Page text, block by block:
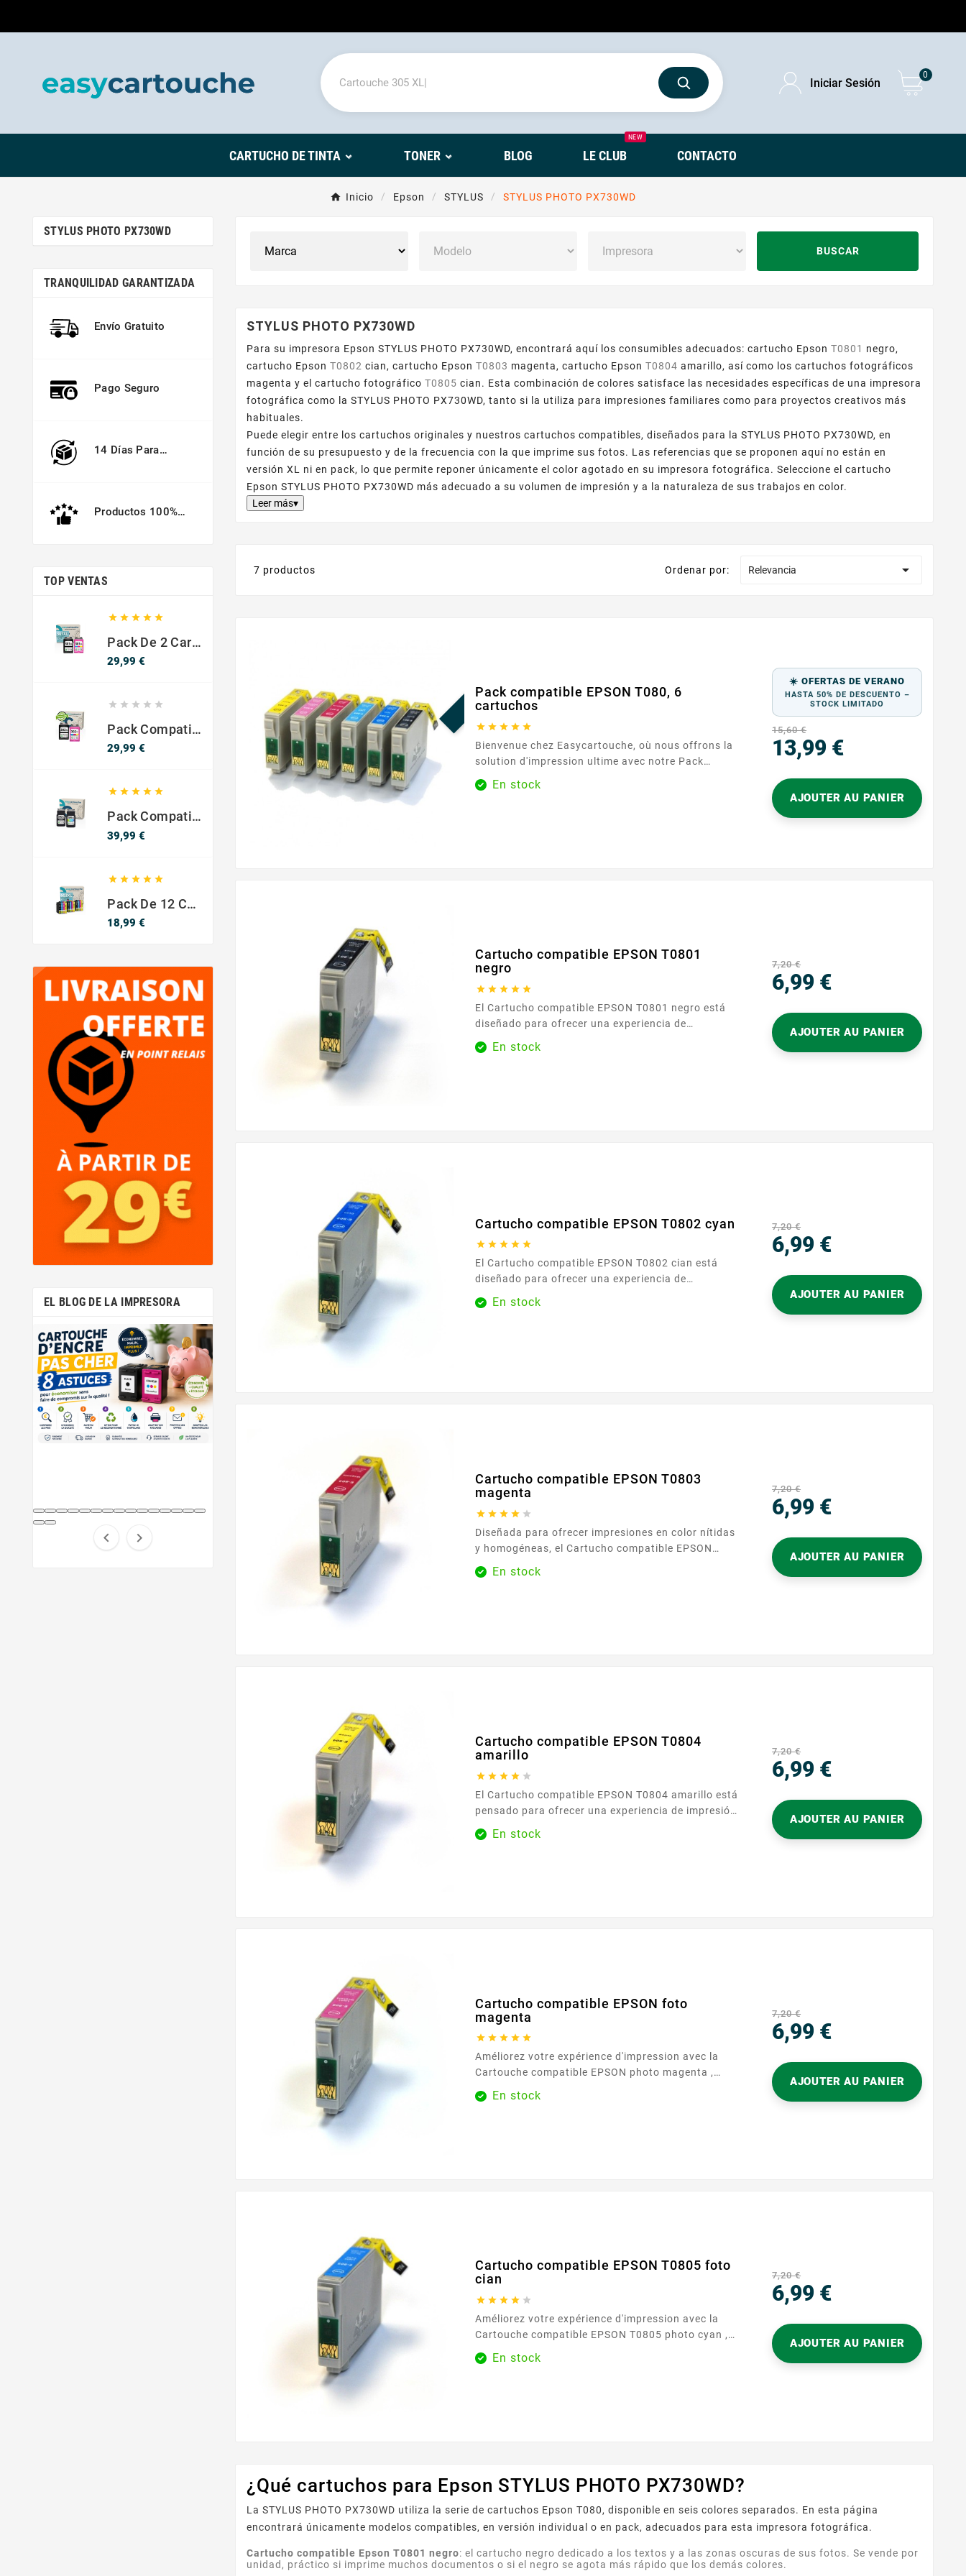
Iniciar Sesión
0
CARTUCHO DE TINTA TONER BLOG LE CLUB
NEW
CONTACTO
Inicio Epson STYLUS STYLUS PHOTO PX730WD
STYLUS PHOTO PX730WD
TRANQUILIDAD GARANTIZADA
Envío Gratuito
Pago Seguro
14 Días Para
Productos 100%
TOP VENTAS
    
Pack De 2 Cartuchos Compatibles Con HP 301 XL Negro Y Color
29,99 €
    
Pack Compatible Con HP 302 XL Negro Y Color - SIN NIVEL DE TINTA
29,99 €
    
Pack Compatible Canon PG-540 XL / CL-541 XL ? Negro Y Color ? Alta Capacidad
39,99 €
    
Pack De 12 Cartuchos Compatibles EPSON 603XL
18,99 €
EL BLOG DE LA IMPRESORA
 
BUSCAR
STYLUS PHOTO PX730WD
Para su impresora Epson STYLUS PHOTO PX730WD, encontrará aquí los consumibles adecuados: cartucho EpsonT0801 negro,
cartucho EpsonT0802 cian, cartucho EpsonT0803 magenta, cartucho EpsonT0804 amarillo, así como los cartuchos fotográficos
magenta y el cartucho fotográficoT0805 cian. Esta combinación de colores satisface las necesidades específicas de una impresora
fotográfica como la STYLUS PHOTO PX730WD, tanto si la utiliza para impresiones familiares como para proyectos creativos más
habituales.
Puede elegir entre los cartuchos originales y nuestros cartuchos compatibles, diseñados para la STYLUS PHOTO PX730WD, en
función de su presupuesto y de la frecuencia con la que imprime sus fotos. Las referencias que se proponen aquí no están en
versión XL ni en pack, lo que permite reponer únicamente el color agotado en su impresora fotográfica. Seleccione el cartucho
Epson STYLUS PHOTO PX730WD más adecuado a su volumen de impresión y a la naturaleza de sus trabajos en color.
Leer más▾
7 productos Ordenar por: Relevancia 
¡EN OFERTA!
Pack compatible EPSON T080, 6
cartuchos
    
Bienvenue chez Easycartouche, où nous offrons la
solution d'impression ultime avec notre Pack
compatible EPSON T080, 6 cartouches. Conçu pour
répondre à vos divers besoins d'impression, ce
En stock
☀️ OFERTAS DE VERANO
HASTA 50% DE DESCUENTO –
STOCK LIMITADO
15,60 €
13,99 €
AJOUTER AU PANIER
Cartucho compatible EPSON T0801
negro
    
El Cartucho compatible EPSON T0801 negro está
diseñado para ofrecer una experiencia de
impresión sencilla y serena en el día a día. Se
integra sin esfuerzo en su impresora Epson de la
En stock
7,20 €
6,99 €
AJOUTER AU PANIER
Cartucho compatible EPSON T0802 cyan
    
El Cartucho compatible EPSON T0802 cian está
diseñado para ofrecer una experiencia de
impresión sencilla y serena. Adaptado a las
impresoras EPSON que utilizan la referencia T080,
En stock
7,20 €
6,99 €
AJOUTER AU PANIER
Cartucho compatible EPSON T0803
magenta
    
Diseñada para ofrecer impresiones en color nítidas
y homogéneas, el Cartucho compatible EPSON
T0803 magenta se integra perfectamente en su
impresora de la gama EPSON T080 . Su
En stock
7,20 €
6,99 €
AJOUTER AU PANIER
Cartucho compatible EPSON T0804
amarillo
    
El Cartucho compatible EPSON T0804 amarillo está
pensado para ofrecer una experiencia de impresión
simple y serena en el día a día. Diseñado para las
impresoras que utilizan la referencia EPSON T080,
En stock
7,20 €
6,99 €
AJOUTER AU PANIER
Cartucho compatible EPSON foto
magenta
    
Améliorez votre expérience d'impression avec la
Cartouche compatible EPSON photo magenta ,
disponible exclusivement chez Easycartouche.
Cette cartouche d'encre premium est conçue pour
En stock
7,20 €
6,99 €
AJOUTER AU PANIER
Cartucho compatible EPSON T0805 foto
cian
    
Améliorez votre expérience d'impression avec la
Cartouche compatible EPSON T0805 photo cyan ,
disponible exclusivement chez Easycartouche.
Cette cartouche d'encre premium est conçue pour
En stock
7,20 €
6,99 €
AJOUTER AU PANIER
¿Qué cartuchos para Epson STYLUS PHOTO PX730WD?
La STYLUS PHOTO PX730WD utiliza la serie de cartuchos Epson T080, disponible en seis colores separados. En esta página
encontrará únicamente modelos compatibles, en versión individual o en pack, adecuados para esta impresora fotográfica.
Cartucho compatible Epson T0801 negro: el cartucho negro dedicado a los textos y a las zonas oscuras de sus fotos. Se vende por
unidad, práctico si imprime muchos documentos o si el negro se agota más rápido que los demás colores.